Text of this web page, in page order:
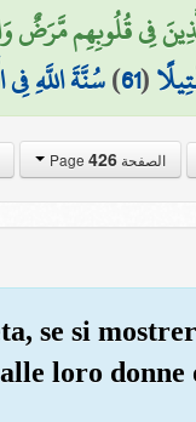
فِي قُلُوبِهِم مَّرَضٌ
(
61
)سُنَّةَ اللَّهِ
الصفحة Page426
se si
loro donne